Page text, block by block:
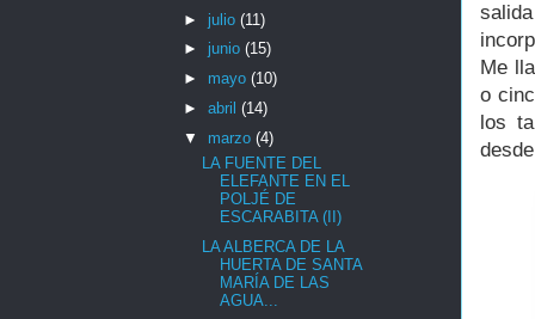
Me
o
los
► julio (11)
► junio (15)
► mayo (10)
► abril (14)
▼ marzo (4)
LA FUENTE DEL
ELEFANTE EN EL
POLJÉ DE
ESCARABITA (II)
LA ALBERCA DE LA
HUERTA DE SANTA
MARÍA DE LAS
AGUA...